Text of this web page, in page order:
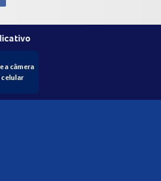
a câmera
celular